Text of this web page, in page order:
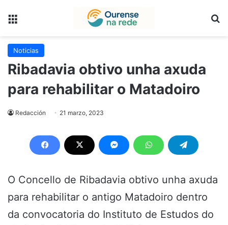
Noticias
Ribadavia obtivo unha axuda
para rehabilitar o Matadoiro
Redacción 21 marzo, 2023
O Concello de Ribadavia obtivo unha axuda
para rehabilitar o antigo Matadoiro dentro
da convocatoria do Instituto de Estudos do